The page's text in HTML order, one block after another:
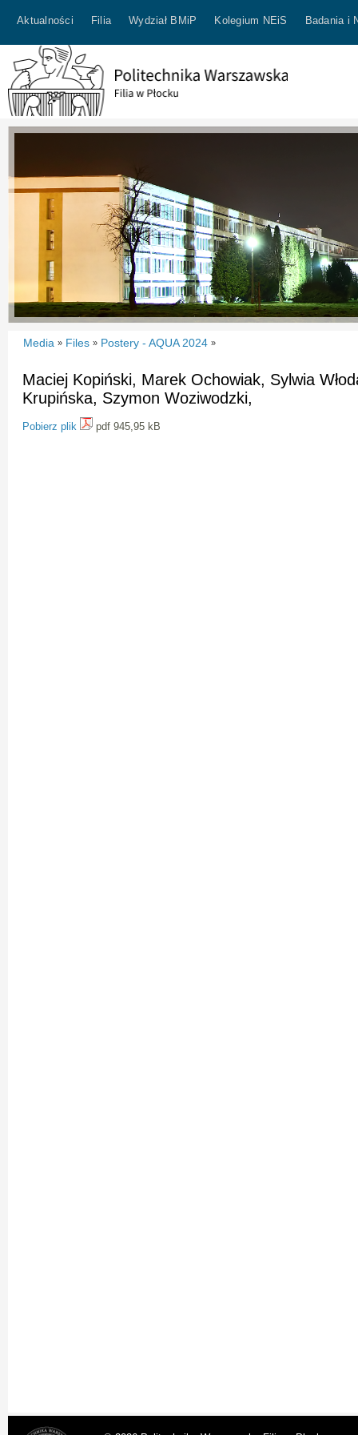
Aktualności Filia Wydział BMiP Kolegium NEiS Badania i
Media » Files » Postery - AQUA 2024 »
Maciej Kopiński, Marek Ochowiak, Sylwia
Krupińska, Szymon Woziwodzki,
Pobierz plik pdf 945,95 kB